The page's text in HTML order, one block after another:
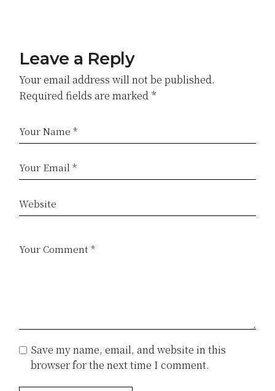
Leave a Reply
Your email address will not be published.
Required fields are marked *
Save my name, email, and website in this
browser for the next time I comment.